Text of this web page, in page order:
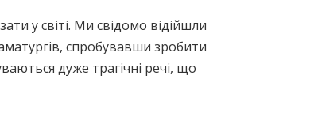
у світі. Ми свідомо відійшли
спробувавши зробити
дуже трагічні речі, що